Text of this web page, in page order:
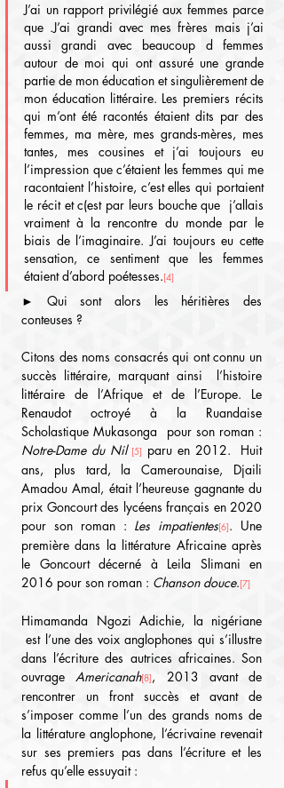
J’ai un rapport privilégié aux femmes parce
que .J’ai grandi avec mes frères mais j’ai
aussi grandi avec beaucoup d femmes
autour de moi qui ont assuré une grande
partie de mon éducation et singulièrement de
mon éducation littéraire. Les premiers récits
qui m’ont été racontés étaient dits par des
femmes, ma mère, mes grands-mères, mes
tantes, mes cousines et j’ai toujours eu
l’impression que c’étaient les femmes qui me
racontaient l’histoire, c’est elles qui portaient
le récit et c(est par leurs bouche que  j’allais
vraiment à la rencontre du monde par le
biais de l’imaginaire. J’ai toujours eu cette
sensation, ce sentiment que les femmes
étaient d’abord poétesses.[4]
► Qui sont alors les héritières des
conteuses ?
Citons des noms consacrés qui ont connu un
succès littéraire, marquant ainsi  l’histoire
littéraire de l’Afrique et de l’Europe. Le
Renaudot octroyé à la Ruandaise
Notre-Dame du Nil [5] paru en 2012.  Huit
ans, plus tard, la Camerounaise, Djaili
Amadou Amal, était l’heureuse gagnante du
prix Goncourt des lycéens français en 2020
pour son roman : Les impatientes[6]. Une
première dans la littérature Africaine après
le Goncourt décerné à Leila Slimani en
2016 pour son roman : Chanson douce.[7]
Himamanda Ngozi Adichie, la nigériane
est l’une des voix anglophones qui s’illustre
dans l’écriture des autrices africaines. Son
ouvrage Americanah[8], 2013 avant de
rencontrer un front succès et avant de
s’imposer comme l’un des grands noms de
la littérature anglophone, l’écrivaine revenait
sur ses premiers pas dans l’écriture et les
refus qu’elle essuyait :